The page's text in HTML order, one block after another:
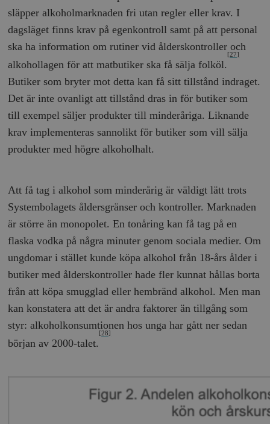
släpper alkoholmarknaden fri utan regler eller krav. I
dagsläget finns krav på egenkontroll samt på att personal
ska ha information om rutiner vid ålderskontroller och
alkohollagen för att matbutiker ska få sälja folköl.
[27]
Butiker som bryter mot detta kan få sitt tillstånd indraget.
Det är inte ovanligt att tillstånd dras in för butiker som
till exempel säljer produkter till minderåriga. Liknande
krav implementeras sannolikt för butiker som vill sälja
produkter med högre alkoholhalt.
Att få tag i alkohol som minderårig är väldigt lätt trots
Systembolagets åldersgränser och kontroller. Marknaden
är större än monopolet. En tonåring kan få tag på en
flaska vodka på några minuter genom sociala medier. Om
ungdomar i stället kunde köpa alkohol från 18-års ålder i
butiker med ålderskontroller hade fler kunnat hållas borta
från att köpa smugglad eller hembränd alkohol. Men man
kan konstatera att det är andra faktorer än tillgång som
styr: alkoholkonsumtionen hos unga har gått ner sedan
början av 2000-talet.
[28]